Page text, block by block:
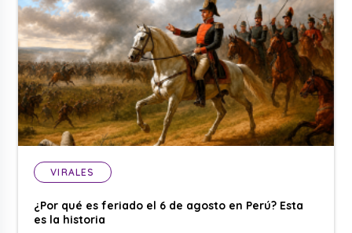
VIRALES
¿Por qué es feriado el 6 de agosto en Perú? Esta
es la historia